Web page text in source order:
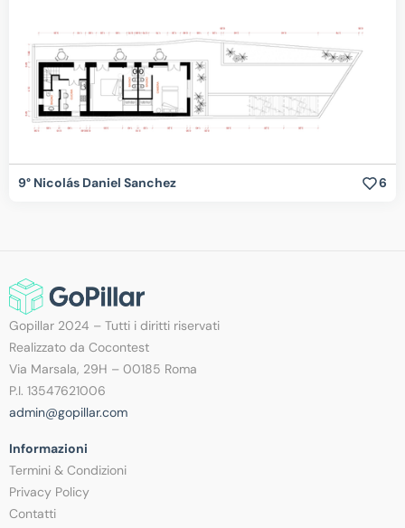
9° Nicolás Daniel Sanchez 6
Gopillar 2024 – Tutti i diritti riservati
Realizzato da Cocontest
Via Marsala, 29H – 00185 Roma
P.I. 13547621006
admin@gopillar.com
Informazioni
Termini & Condizioni
Privacy Policy
Contatti